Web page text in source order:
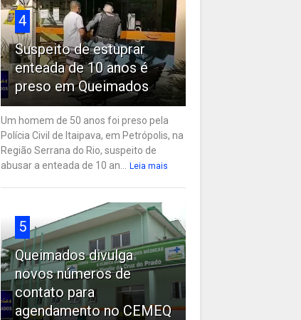
4
Suspeito de estuprar
enteada de 10 anos é
preso em Queimados
Um homem de 50 anos foi preso pela
Polícia Civil de Itaipava, em Petrópolis, na
Região Serrana do Rio, suspeito de
abusar a enteada de 10 an...
Leia mais
5
Queimados divulga
novos números de
contato para
agendamento no CEMEQ